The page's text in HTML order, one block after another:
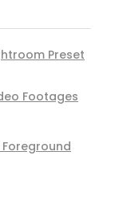
Preset
Footages